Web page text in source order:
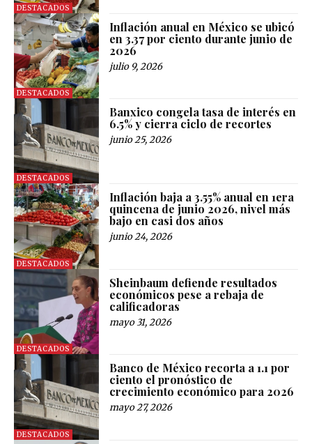
DESTACADOS
DESTACADOS
Inflación anual en México se ubicó
en 3.37 por ciento durante junio de
2026
julio 9, 2026
DESTACADOS
Banxico congela tasa de interés en
6.5% y cierra ciclo de recortes
junio 25, 2026
DESTACADOS
Inflación baja a 3.55% anual en 1era
quincena de junio 2026, nivel más
bajo en casi dos años
junio 24, 2026
DESTACADOS
Sheinbaum defiende resultados
económicos pese a rebaja de
calificadoras
mayo 31, 2026
DESTACADOS
Banco de México recorta a 1.1 por
ciento el pronóstico de
crecimiento económico para 2026
mayo 27, 2026